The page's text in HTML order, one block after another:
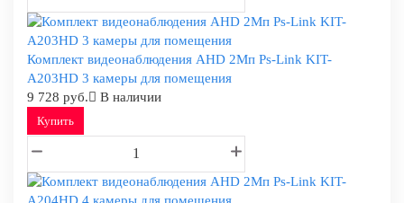
Комплект видеонаблюдения AHD 2Мп Ps-Link KIT-
A203HD 3 камеры для помещения
9 728 руб.
В наличии
Купить